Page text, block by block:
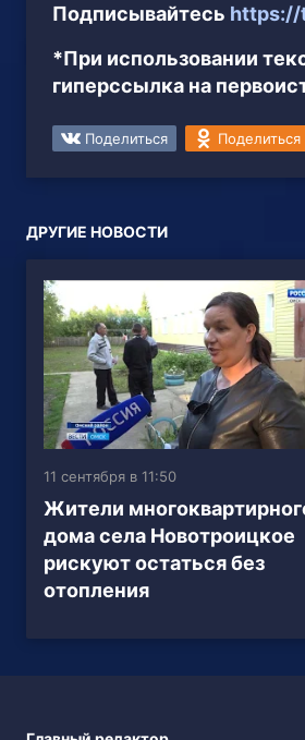
Подписывайтесь https://
*При использовании
гиперссылка на
Поделиться Поделиться
ДРУГИЕ НОВОСТИ
11 сентября в 11:50
Жители
дома села Новотроицкое
рискуют остаться без
отопления